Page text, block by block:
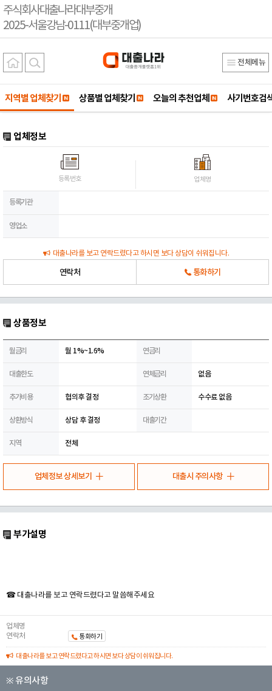
주식회사대출나라대부중개
2025-서울강남-0111(대부중개업)
전체메뉴
지역별 업체찾기 상품별 업체찾기 오늘의 추천업체 사기번호검
업체정보
등록번호 업체명
등록기관
영업소
대출나라를 보고 연락드렸다고 하시면 보다 상담이 쉬워집니다.
연락처 통화하기
상품정보
월금리 월 1%~1.6% 연금리
대출한도 연체금리 없음
추가비용 협의후 결정 조기상환 수수료 없음
상환방식 상담 후 결정 대출기간
지역 전체
업체정보 상세보기 대출시 주의사항
부가설명
☎ 대출나라를 보고 연락드렸다고 말씀해주세요
업체명
연락처
통화하기
대출나라를 보고 연락드렸다고 하시면 보다 상담이 쉬워집니다.
※ 유의사항